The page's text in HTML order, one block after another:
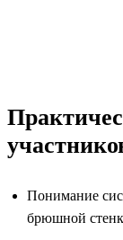
Понимание
брюшной